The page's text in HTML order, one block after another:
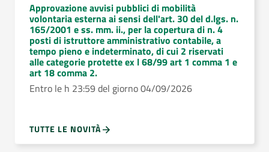
Approvazione avvisi pubblici di mobilità
volontaria esterna ai sensi dell'art. 30 del d.lgs. n.
165/2001 e ss. mm. ii., per la copertura di n. 4
posti di istruttore amministrativo contabile, a
tempo pieno e indeterminato, di cui 2 riservati
alle categorie protette ex l 68/99 art 1 comma 1 e
art 18 comma 2.
Entro le h 23:59 del giorno 04/09/2026
TUTTE LE NOVITÀ